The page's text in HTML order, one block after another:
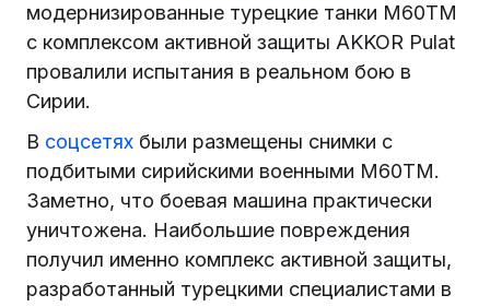
модернизированные турецкие танки М60ТМ
с комплексом активной защиты AKKOR Pulat
провалили испытания в реальном бою в
Сирии.
В соцсетях были размещены снимки с
подбитыми сирийскими военными М60ТМ.
Заметно, что боевая машина практически
уничтожена. Наибольшие повреждения
получил именно комплекс активной защиты,
разработанный турецкими специалистами в